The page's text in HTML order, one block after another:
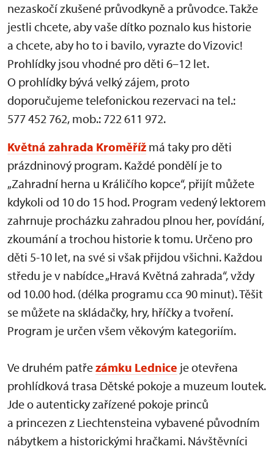
nezaskočí zkušené průvodkyně a průvodce. Takže
jestli chcete, aby vaše dítko poznalo kus historie
a chcete, aby ho to i bavilo, vyrazte do Vizovic!
Prohlídky jsou vhodné pro děti 6–12 let.
O prohlídky bývá velký zájem, proto
doporučujeme telefonickou rezervaci na tel.:
577 452 762, mob.: 722 611 972.
Květná zahrada Kroměříž má taky pro děti
prázdninový program. Každé pondělí je to
„Zahradní herna u Králičího kopce“, přijít můžete
kdykoli od 10 do 15 hod. Program vedený lektorem
zahrnuje procházku zahradou plnou her, povídání,
zkoumání a trochou historie k tomu. Určeno pro
děti 5-10 let, na své si však přijdou všichni. Každou
středu je v nabídce „Hravá Květná zahrada“, vždy
od 10.00 hod. (délka programu cca 90 minut). Těšit
se můžete na skládačky, hry, hříčky a tvoření.
Program je určen všem věkovým kategoriím.
Ve druhém patřezámku Lednice je otevřena
prohlídková trasa Dětské pokoje a muzeum loutek.
Jde o autenticky zařízené pokoje princů
a princezen z Liechtensteina vybavené původním
nábytkem a historickými hračkami. Návštěvníci